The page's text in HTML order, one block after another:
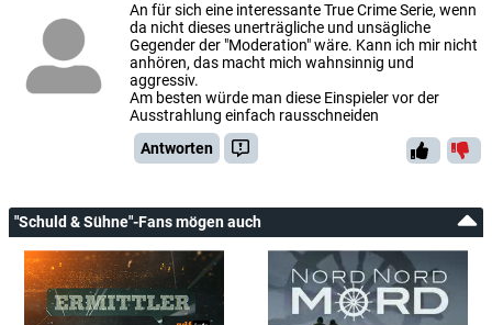
An für sich eine interessante True Crime Serie, wenn
da nicht dieses unerträgliche und unsägliche
Gegender der "Moderation" wäre. Kann ich mir nicht
anhören, das macht mich wahnsinnig und
aggressiv.
Am besten würde man diese Einspieler vor der
Ausstrahlung einfach rausschneiden
Antworten
"Schuld & Sühne"-Fans mögen auch